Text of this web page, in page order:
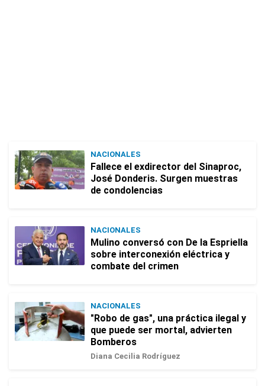
NACIONALES
Fallece el exdirector del Sinaproc,
José Donderis. Surgen muestras
de condolencias
NACIONALES
Mulino conversó con De la Espriella
sobre interconexión eléctrica y
combate del crimen
NACIONALES
"Robo de gas", una práctica ilegal y
que puede ser mortal, advierten
Bomberos
Diana Cecilia Rodríguez